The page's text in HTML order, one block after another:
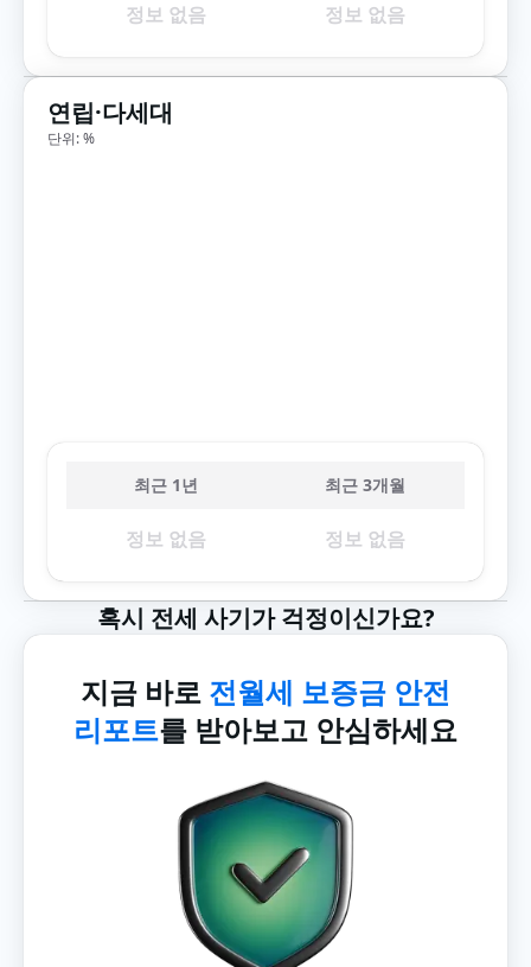
정보 없음 정보 없음
연립·다세대
단위: %
최근 1년 최근 3개월
정보 없음 정보 없음
혹시 전세 사기가 걱정이신가요?
지금 바로 전월세 보증금 안전
리포트를 받아보고 안심하세요